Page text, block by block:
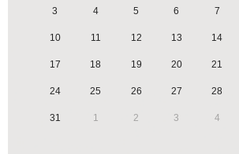
3 4 5 6 7
10 11 12 13 14
17 18 19 20 21
24 25 26 27 28
31 1 2 3 4